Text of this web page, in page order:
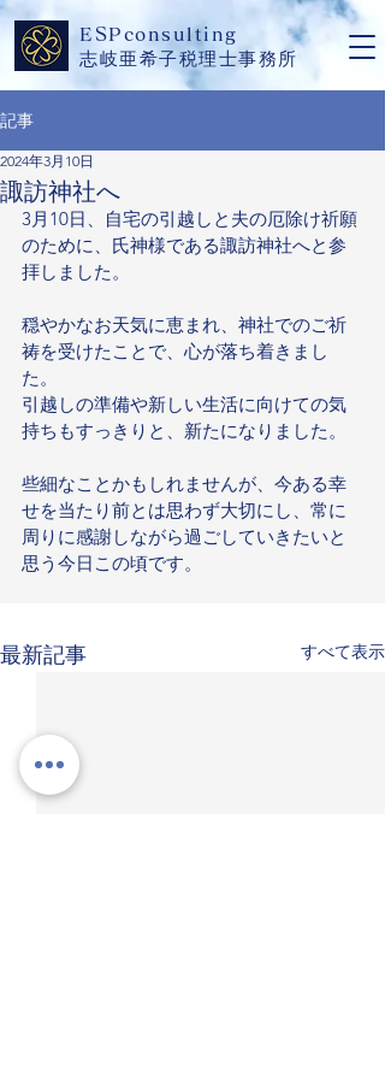
​ESPconsulting
志岐亜希子税理士事務所
記事
諏訪神社へ
2024年3月10日
3月10日、自宅の引越しと夫の厄除け祈願
のために、氏神様である諏訪神社へと参
拝しました。
穏やかなお天気に恵まれ、神社でのご祈
祷を受けたことで、心が落ち着きまし
た。
引越しの準備や新しい生活に向けての気
持ちもすっきりと、新たになりました。
些細なことかもしれませんが、今ある幸
せを当たり前とは思わず大切にし、常に
周りに感謝しながら過ごしていきたいと
思う今日この頃です。
最新記事 すべて表示